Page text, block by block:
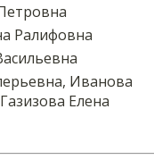
Ралифовна
Иванова
Елена